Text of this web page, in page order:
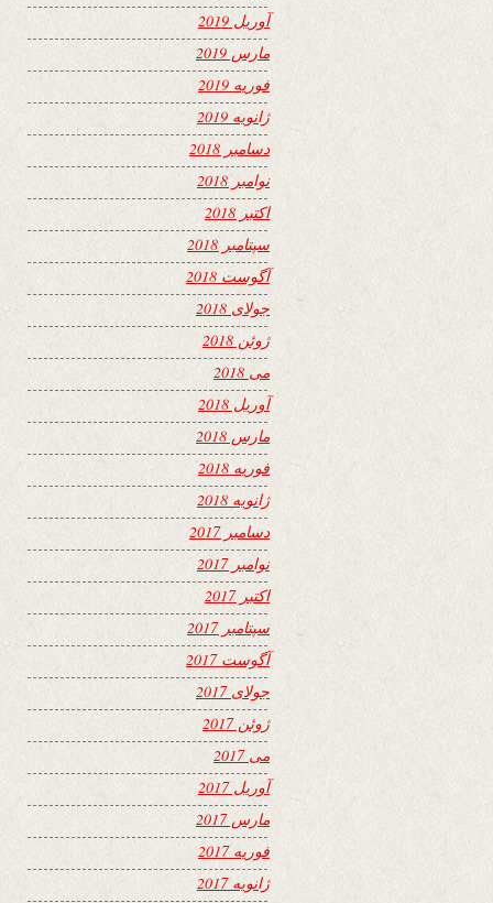
آوریل 2019
مارس 2019
فوریه 2019
ژانویه 2019
دسامبر 2018
نوامبر 2018
اکتبر 2018
سپتامبر 2018
آگوست 2018
جولای 2018
ژوئن 2018
می 2018
آوریل 2018
مارس 2018
فوریه 2018
ژانویه 2018
دسامبر 2017
نوامبر 2017
اکتبر 2017
سپتامبر 2017
آگوست 2017
جولای 2017
ژوئن 2017
می 2017
آوریل 2017
مارس 2017
فوریه 2017
ژانویه 2017